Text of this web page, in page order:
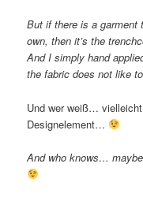
But if there is a garment
own, then it’s the
And I simply hand
the fabric does not like
Und wer weiß…
Designelement…
And who knows…